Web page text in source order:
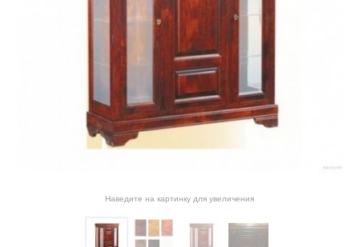
Наведите на картинку для увеличения